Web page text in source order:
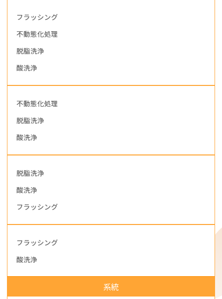
フラッシング
不動態化処理
脱脂洗浄
酸洗浄
不動態化処理
脱脂洗浄
酸洗浄
脱脂洗浄
酸洗浄
フラッシング
フラッシング
酸洗浄
系統